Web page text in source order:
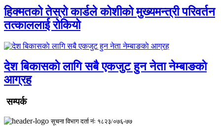
हिक्मतको तेस्रो कार्डले कोशीको मुख्यमन्त्री परिवर्तन
तत्काललाई रोकियो
देश बिकासकाे लागि सबै एकजुट हुन नेता नेम्बाङकाे
आग्रह
सम्पर्क
सूचना विभाग दर्ता नंः १८२३/०७६-७७